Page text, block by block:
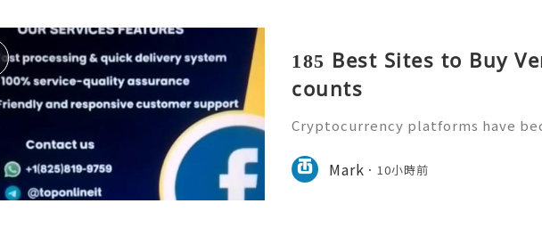
185 Best Sites to Buy
counts
Cryptocurrency platforms have
ount is essential for protecting
rs need reliable knowled
Mark 10小時前